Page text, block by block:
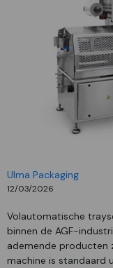
Ulma Packaging
12/03/2026
Volautomatische
binnen de AGF-
ademende producten
machine is standaard